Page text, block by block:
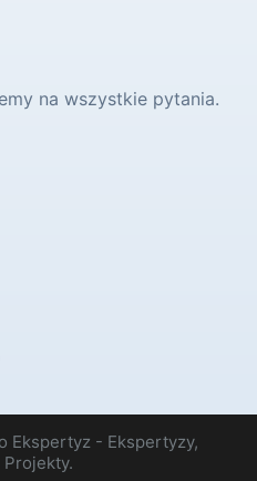
na wszystkie pytania.
Ekspertyz - Ekspertyzy,
Projekty.